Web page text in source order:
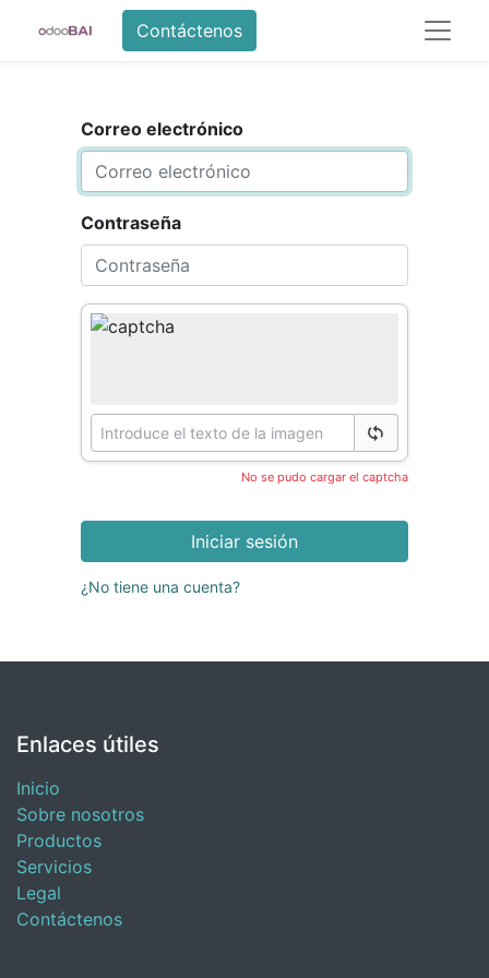
Contáctenos
Correo electrónico
Contraseña
No se pudo cargar el captcha
Iniciar sesión
¿No tiene una cuenta?
Enlaces útiles
Inicio
Sobre nosotros
Productos
Servicios
Legal
Contáctenos